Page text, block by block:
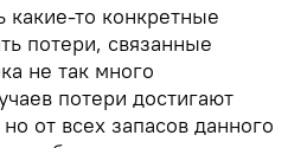
какие-то конкретные
потери, связанные
не так много
потери достигают
от всех запасов данного